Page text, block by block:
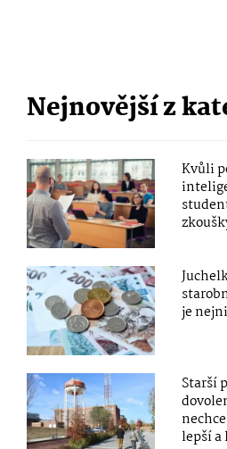
Nejnovější z
Kvůli
je
Starší
lepší a